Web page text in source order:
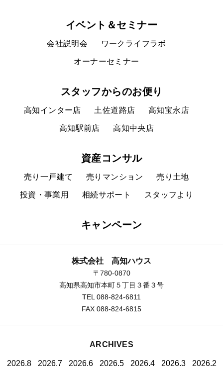
イベント＆セミナー
会社説明会 ワークライフラボ
オーナーセミナー
スタッフからのお便り
高知インター店 土佐道路店 高知宝永店
高知駅前店 高知中央店
資産コンサル
売り一戸建て 売りマンション 売り土地
投資・事業用 相続サポート スタッフより
キャンペーン
株式会社 高知ハウス
〒780-0870
高知県高知市本町５丁目３番３号
TEL 088-824-6811
FAX 088-824-6815
ARCHIVES
2026.8 2026.7 2026.6 2026.5 2026.4 2026.3 2026.2